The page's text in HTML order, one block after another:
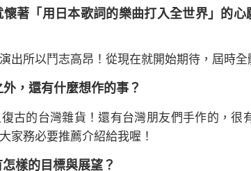
著「用日本歌詞的樂曲打入全世界」的
出所以鬥志高昂！從現在就開始期待，屆時
，還有什麼想作的事？
古的台灣雜貨！還有台灣朋友們手作的，很
家務必要推薦介紹給我喔！
樣的目標與展望？